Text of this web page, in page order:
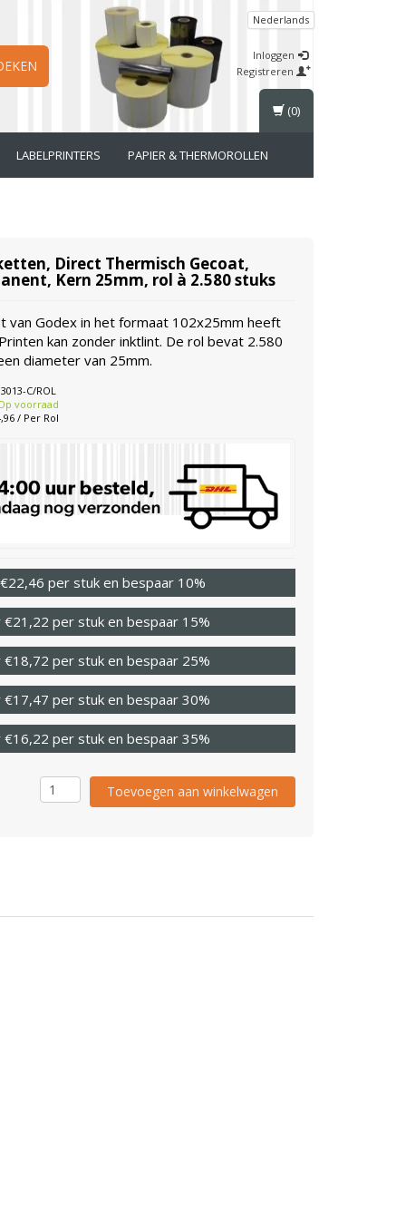
Nederlands
Inloggen
Registreren
LABELPRINTERS PAPIER & THERMOROLLEN
(0)
Direct Thermisch Gecoat,
Kern 25mm, rol à 2.580 stuks
van Godex in het formaat 102x25mm heeft
kan zonder inktlint. De rol bevat 2.580
diameter van 25mm.
C/ROL
voorraad
/ Per Rol
per stuk en bespaar 10%
per stuk en bespaar 15%
per stuk en bespaar 25%
per stuk en bespaar 30%
per stuk en bespaar 35%